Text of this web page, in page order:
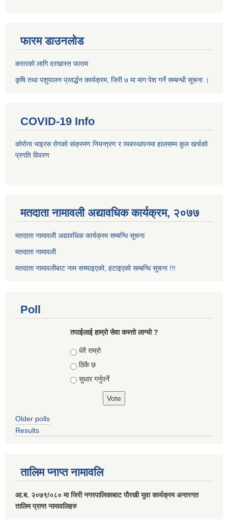
फारम डाउनलोड
करारको लागि दरखास्त फाराम
कृषि तथा पशुपालन प्रवर्द्धन कार्यक्रम, जिरी ७ मा माग पेश गर्ने सम्बन्धी सूचना ।
COVID-19 Info
कोरोना भाइरस रोगको संक्रमण नियन्त्रण र व्यबस्थापनमा हालसम्म कुल खर्चको
प्रगति विवरण
मतदाता नामावली अद्यावधिक कार्यक्रम, २०७७
मतदाता नामावली अद्यावधिक कार्यक्रम सम्बन्धि सूचना
मतदाता नामावली
मतदाता नामावलीबाट नाम सच्याइएको, हटाइएको सम्बन्धि सूचना !!!
Poll
तपाईलाई हाम्रो सेवा कस्तो लाग्यो ?
Choices
धेरै राम्रो
ठिकै छ
सुधार गर्नुपर्ने
Older polls
Results
तालिम प्नाप्त नामावलि
आ.ब. २०७९/०८० मा जिरी नगरपालिकाबाट पौरखी युवा कार्यक्रम अन्तरगत
तालिम प्राप्त नामावलिहरु